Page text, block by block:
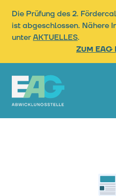
Die Prüfung des 2.
ist abgeschlossen. Nähere
unter AKTUELLES.
Zum